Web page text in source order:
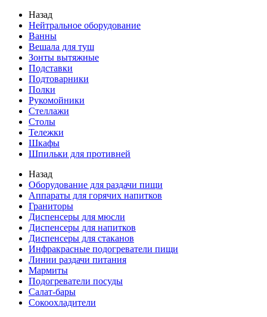
Назад
Нейтральное оборудование
Ванны
Вешала для туш
Зонты вытяжные
Подставки
Подтоварники
Полки
Рукомойники
Стеллажи
Столы
Тележки
Шкафы
Шпильки для противней
Назад
Оборудование для раздачи пищи
Аппараты для горячих напитков
Граниторы
Диспенсеры для мюсли
Диспенсеры для напитков
Диспенсеры для стаканов
Инфракрасные подогреватели пищи
Линии раздачи питания
Мармиты
Подогреватели посуды
Салат-бары
Сокоохладители